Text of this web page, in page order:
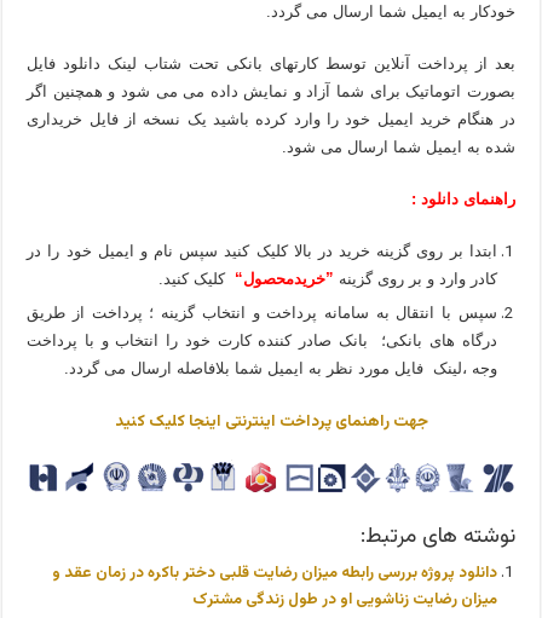
خودکار به ایمیل شما ارسال می گردد.
بعد از پرداخت آنلاین توسط کارتهای بانکی تحت شتاب لینک دانلود فایل
بصورت اتوماتیک برای شما آزاد و نمایش داده می می شود و همچنین اگر
در هنگام خرید ایمیل خود را وارد کرده باشید یک نسخه از فایل خریداری
شده به ایمیل شما ارسال می شود.
راهنمای دانلود :
ابتدا بر روی گزینه خرید در بالا کلیک کنید سپس نام و ایمیل خود را در
کادر وارد و بر روی گزینه ”خریدمحصول“
کلیک کنید.
سپس با انتقال به سامانه پرداخت و انتخاب گزینه ؛ پرداخت از طریق
درگاه های بانکی؛ بانک صادر کننده کارت خود را انتخاب و با پرداخت
وجه ،لینک فایل مورد نظر به ایمیل شما بلافاصله ارسال می گردد.
جهت راهنمای پرداخت اینترنتی اینجا کلیک کنید
نوشته های مرتبط:
دانلود پروژه بررسی رابطه میزان رضایت قلبی دختر باکره در زمان عقد و
میزان رضایت زناشویی او در طول زندگی مشترک